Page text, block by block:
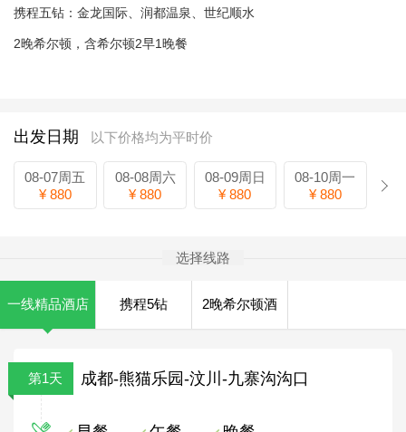
携程五钻：金龙国际、润都温泉、世纪顺水
2晚希尔顿，含希尔顿2早1晚餐
出发日期 以下价格均为平时价
08-07周五
¥ 880
08-08周六
¥ 880
08-09周日
¥ 880
08-10周一
¥ 880
选择线路
一线精品酒店 携程5钻 2晚希尔顿酒
第1天
成都-熊猫乐园-汶川-九寨沟沟口